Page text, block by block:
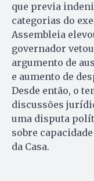
que previa
categorias do
Assembleia
governador
argumento de
e aumento de
Desde então, o
discussões
uma disputa
sobre
da Casa.